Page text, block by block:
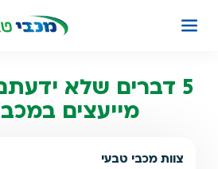
5 דברים שלא
מייעצים
צוות מכבי טבעי